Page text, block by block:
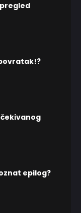
epilog?